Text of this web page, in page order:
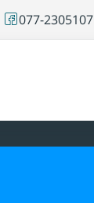
077-2305107